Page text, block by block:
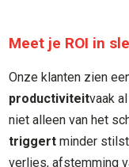
Meet je ROI in
Onze klanten zien
productiviteitvaak
niet alleen van het
triggert minder
verlies, afstemming